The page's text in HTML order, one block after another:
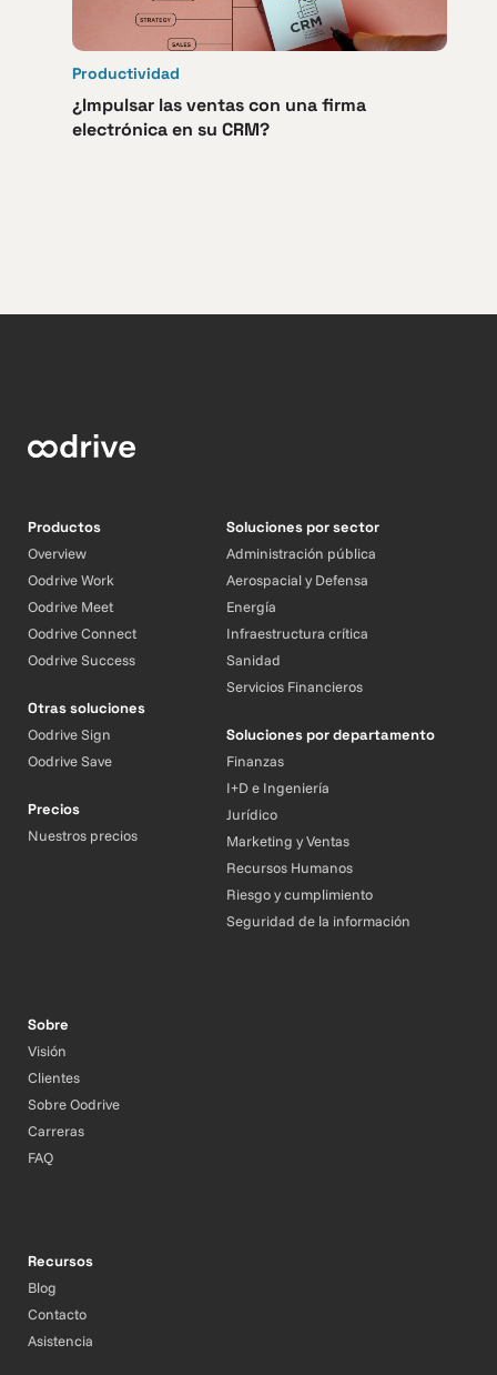
Productividad
¿Impulsar las ventas con una firma
electrónica en su CRM?
Productos
Overview
Oodrive Work
Oodrive Meet
Oodrive Connect
Oodrive Success
Otras soluciones
Oodrive Sign
Oodrive Save
Precios
Nuestros precios
Soluciones por sector
Administración pública
Aerospacial y Defensa
Energía
Infraestructura crítica
Sanidad
Servicios Financieros
Soluciones por departamento
Finanzas
I+D e Ingeniería
Jurídico
Marketing y Ventas
Recursos Humanos
Riesgo y cumplimiento
Seguridad de la información
Sobre
Visión
Clientes
Sobre Oodrive
Carreras
FAQ
Recursos
Blog
Contacto
Asistencia